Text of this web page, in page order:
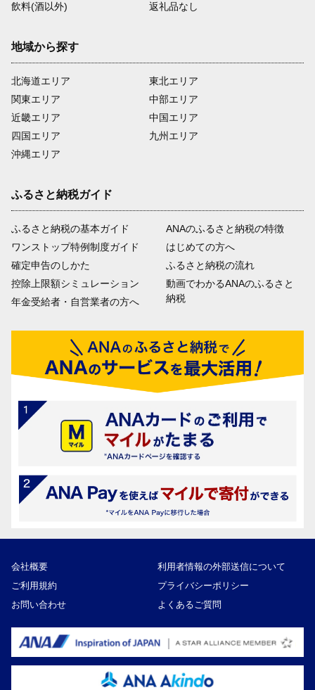
飲料(酒以外)
返礼品なし
地域から探す
北海道エリア
関東エリア
近畿エリア
四国エリア
沖縄エリア
東北エリア
中部エリア
中国エリア
九州エリア
ふるさと納税ガイド
ふるさと納税の基本ガイド
ワンストップ特例制度ガイド
確定申告のしかた
控除上限額シミュレーション
年金受給者・自営業者の方へ
ANAのふるさと納税の特徴
はじめての方へ
ふるさと納税の流れ
動画でわかるANAのふるさと
納税
会社概要
利用者情報の外部送信について
ご利用規約
プライバシーポリシー
お問い合わせ
よくあるご質問